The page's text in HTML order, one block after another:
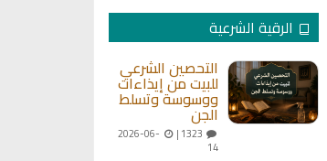
الرقية الشرعية
التحصين الشرعي
للبيت من إيذاءات
ووسوسة وتسلط
الجن
2026-06-
14